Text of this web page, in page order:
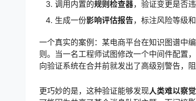
调用内置的规则检查器，验证变更是否
生成一份影响评估报告，标注风险等级
一个真实的案例：某电商平台在知识图谱中
则。当一名工程师试图修改一个中间件配置
向验证系统在合并前就发出了高级别警告，
更巧妙的是，这种验证能够发现人类难以察